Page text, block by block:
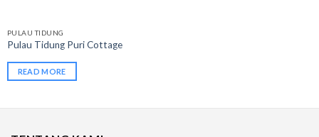
PULAU TIDUNG
Pulau Tidung Puri Cottage
READ MORE